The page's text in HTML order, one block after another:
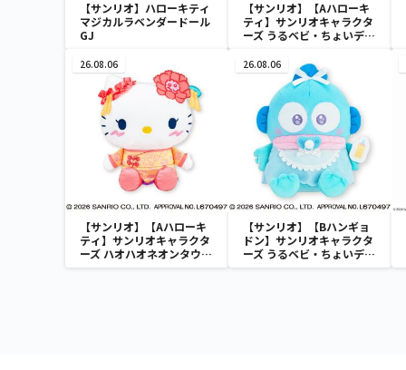
【サンリオ】ハローキティ
マジカルラベンダードール
GJ
【サンリオ】【Aハローキ
ティ】サンリオキャラクタ
ーズ うるベビ・ちょいデカ
26.08.06
【サンリオ】【Aハローキ
ティ】サンリオキャラクタ
ーズ ハオハオネオンタウン
ドールBIGタイプ1
26.08.06
【サンリオ】【Bハンギョ
ドン】サンリオキャラクタ
ーズ うるベビ・ちょいデカ
ドール